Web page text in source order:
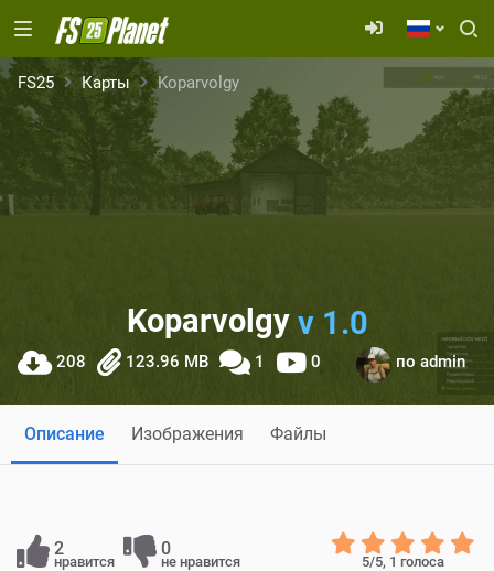
FS25 Карты Koparvolgy
Koparvolgy v 1.0
208 123.96 MB 1 0 по admin
Описание Изображения Файлы
2
нравится
0
не нравится 5/5, 1 голоса